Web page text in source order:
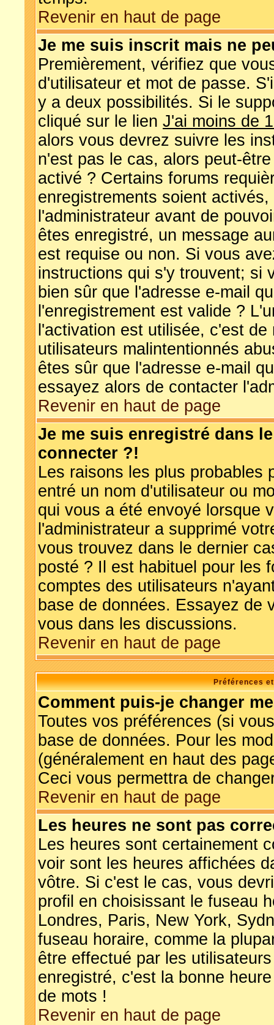
Revenir en haut de page
Je me suis inscrit mais ne
Premièrement, vérifiez que
d'utilisateur et mot de passe.
y a deux possibilités. Si le
cliqué sur le lien J'ai moins de
alors vous devrez suivre les
n'est pas le cas, alors peut-
activé ? Certains forums
enregistrements soient
l'administrateur avant de
êtes enregistré, un message
est requise ou non. Si vous
instructions qui s'y trouvent; si
bien sûr que l'adresse e-mail
l'enregistrement est valide ?
l'activation est utilisée, c'est
utilisateurs malintentionnés
êtes sûr que l'adresse e-mail
essayez alors de contacter
Revenir en haut de page
Je me suis enregistré dans
connecter ?!
Les raisons les plus probables
entré un nom d'utilisateur ou
qui vous a été envoyé lorsque
l'administrateur a supprimé
vous trouvez dans le dernier
posté ? Il est habituel pour les
comptes des utilisateurs
base de données. Essayez de
vous dans les discussions.
Revenir en haut de page
Préférences
Comment puis-je changer
Toutes vos préférences (si
base de données. Pour les
(généralement en haut des
Ceci vous permettra de
Revenir en haut de page
Les heures ne sont pas
Les heures sont certainement
voir sont les heures affichées
vôtre. Si c'est le cas, vous
profil en choisissant le fuseau
Londres, Paris, New York,
fuseau horaire, comme la
être effectué par les
enregistré, c'est la bonne
de mots !
Revenir en haut de page